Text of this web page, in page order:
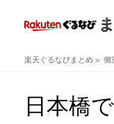
楽天ぐるなびまとめ 個
日本橋